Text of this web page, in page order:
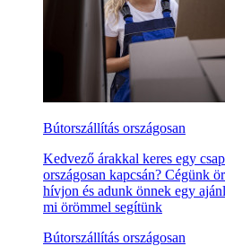
Bútorszállítás országosan
Kedvező árakkal keres egy
országosan kapcsán? Cégünk
hívjon és adunk önnek egy
mi örömmel segítünk
Bútorszállítás országosan